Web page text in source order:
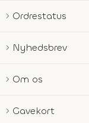
Ordrestatus
Nyhedsbrev
Om os
Gavekort